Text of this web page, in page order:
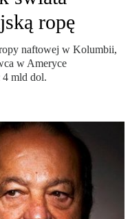
ropę
naftowej w Kolumbii,
w Ameryce
4 mld dol.